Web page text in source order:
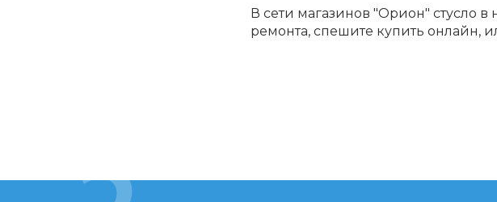
В сети магазинов "Орион" стусло
ремонта, спешите купить онлайн,